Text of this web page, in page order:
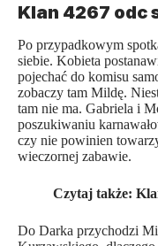
Klan 4267 odc
Po przypadkowym
siebie. Kobieta
pojechać do komisu
zobaczy tam Mildę.
tam nie ma. Gabriela i
poszukiwaniu
czy nie powinien
wieczornej zabawie.
Czytaj także:
Do Darka przychodzi